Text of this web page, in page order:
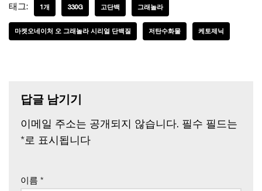
태그: 1개 330G 고단백 그래놀라
마켓오네이처 오 그래놀라 시리얼 단백질 저탄수화물 케토제닉
답글 남기기
이메일 주소는 공개되지 않습니다. 필수 필드는
*로 표시됩니다
이름 *